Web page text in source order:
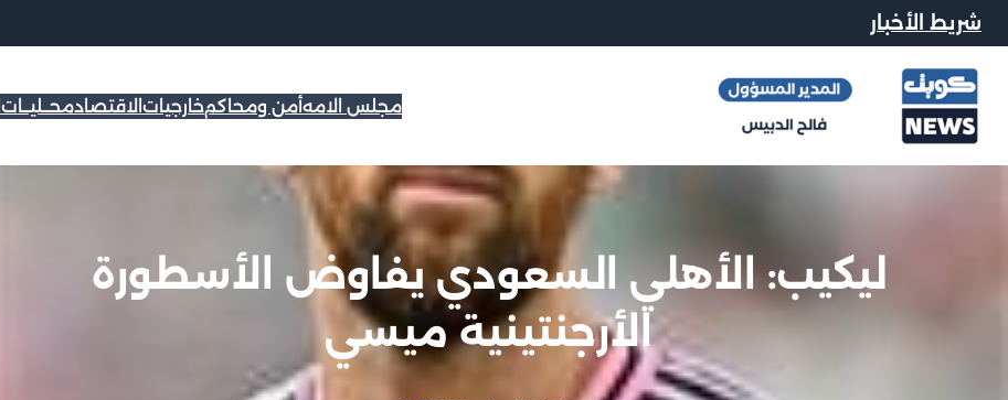
شريط الأخبار
مجلس الامهأمن ومحاكمخارجيات الاقتصادمحــليــات
ليكيب: الأهلي السعودي يفاوض الأسطورة
الأرجنتينية ميسي